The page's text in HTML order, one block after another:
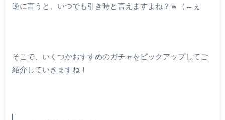
逆に言うと、いつでも引き時と言えますよね？ｗ（←ぇ
そこで、いくつかおすすめのガチャをピックアップしてご
紹介していきますね！